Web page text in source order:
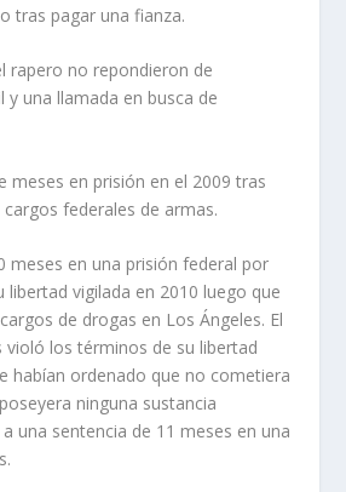
tras pagar una fianza.
rapero no repondieron de
y una llamada en busca de
meses en prisión en el 2009 tras
federales de armas.
meses en una prisión federal por
libertad vigilada en 2010 luego que
de drogas en Los Ángeles. El
los términos de su libertad
habían ordenado que no cometiera
ninguna sustancia
una sentencia de 11 meses en una